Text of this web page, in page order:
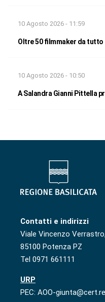
10 Agosto 2026 - 11:59
Oltre 50 filmmaker da tutto
10 Agosto 2026 - 10:50
A Salandra Gianni Pittella
Contatti e indirizzi
Viale Vincenzo
85100 Potenza PZ
Tel 0971 661111
URP
PEC: AOO-